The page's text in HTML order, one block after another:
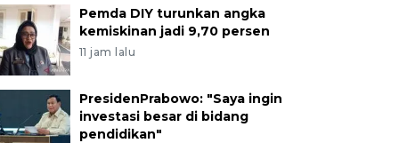
Pemda DIY turunkan angka
kemiskinan jadi 9,70 persen
11 jam lalu
PresidenPrabowo: "Saya ingin
investasi besar di bidang
pendidikan"